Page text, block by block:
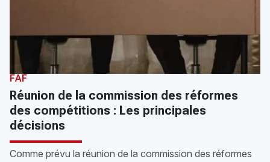
FAF
Réunion de la commission des réformes
des compétitions : Les principales
décisions
Comme prévu la réunion de la commission des réformes